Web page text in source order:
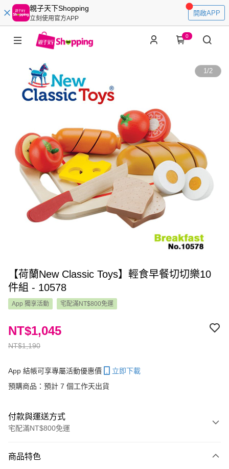
親子天下Shopping
立刻使用官方APP
開啟APP
0
1/2
【荷蘭New Classic Toys】輕食早餐切切樂10
件組 - 10578
App 獨享活動 宅配滿NT$800免運
NT$1,190
NT$1,045
App 結帳可享專屬活動優惠價
立即下載
預購商品：預計 7 個工作天出貨
付款與運送方式
宅配滿NT$800免運
信用卡一次付款
商品特色